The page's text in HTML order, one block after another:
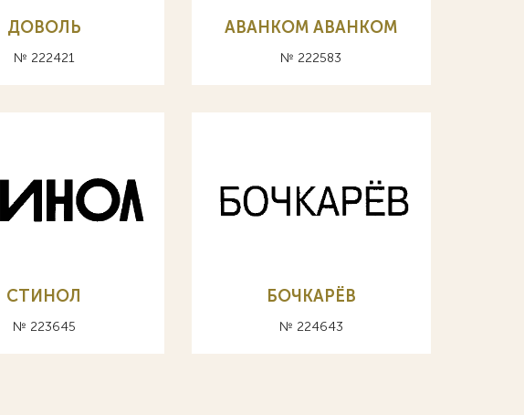
ДОВОЛЬ
№ 222421
АВАНКОМ ABAHKOM
№ 222583
СТИНОЛ
№ 223645
БОЧКАРЁВ
№ 224643